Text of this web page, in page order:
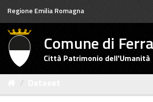
Salta
contenuto
Regione Emilia Romagna
Comune di
Città Patrimonio dell'Umanità